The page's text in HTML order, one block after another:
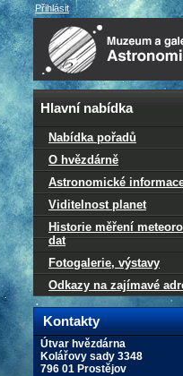
Hlavní nabídka
Nabídka pořadů
O hvězdárně
Astronomické
Viditelnost planet
Historie měření
dat
Fotogalerie, výstavy
Odkazy na zajímavé
Kontakty
Útvar hvězdárna
Kolářovy sady 3348
796 01 Prostějov
Přihlásit